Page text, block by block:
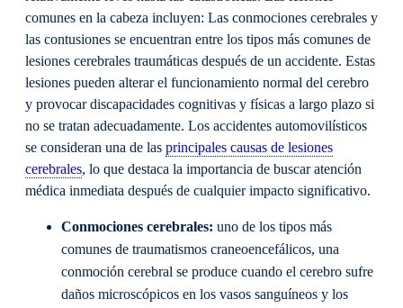
comunes en la cabeza incluyen: Las conmociones cerebrales y
las contusiones se encuentran entre los tipos más comunes de
lesiones cerebrales traumáticas después de un accidente. Estas
lesiones pueden alterar el funcionamiento normal del cerebro
y provocar discapacidades cognitivas y físicas a largo plazo si
no se tratan adecuadamente. Los accidentes automovilísticos
se consideran una de las principales causas de lesiones
cerebrales, lo que destaca la importancia de buscar atención
médica inmediata después de cualquier impacto significativo.
Conmociones cerebrales: uno de los tipos más
comunes de traumatismos craneoencefálicos, una
conmoción cerebral se produce cuando el cerebro sufre
daños microscópicos en los vasos sanguíneos y los